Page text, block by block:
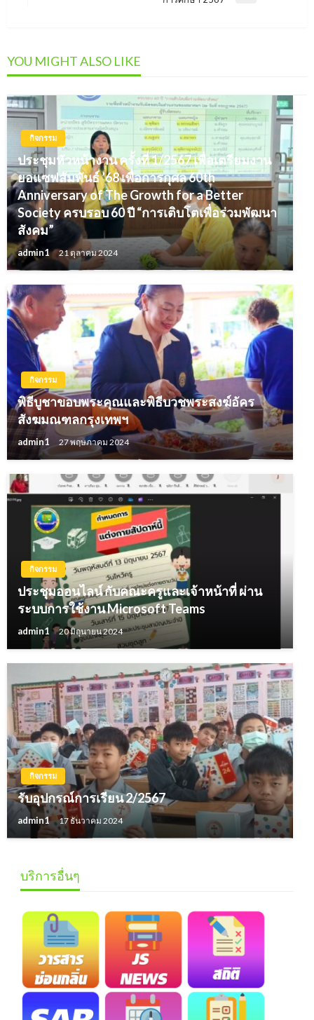
YOU MIGHT ALSO LIKE
กิจกรรม
ประชุมหัวหน้างาน ครั้งที่ 1/2567 เพื่อเตรียมงาน
ยอแซฟสัมพันธ์ ’68 เพื่อการกุศล 60th
Anniversary of The Growth for a Better
Society ครบรอบ 60 ปี “การเติบโตเพื่อร่วมพัฒนา
สังคม”
admin1 21 ตุลาคม 2024
กิจกรรม
พิธีบูชาขอบพระคุณและพิธีบวชพระสงฆ์อัคร
สังฆมณฑลกรุงเทพฯ
admin1 27 พฤษภาคม 2024
กิจกรรม
ประชุมออนไลน์ กับคณะครูและเจ้าหน้าที่ ผ่าน
ระบบการใช้งาน Microsoft Teams
admin1 20 มิถุนายน 2024
กิจกรรม
รับอุปกรณ์การเรียน 2/2567
admin1 17 ธันวาคม 2024
บริการอื่นๆ